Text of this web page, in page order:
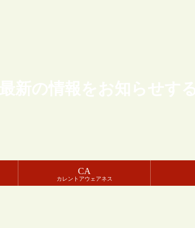
新の情報をお知らせす
CA
カレントアウェアネス